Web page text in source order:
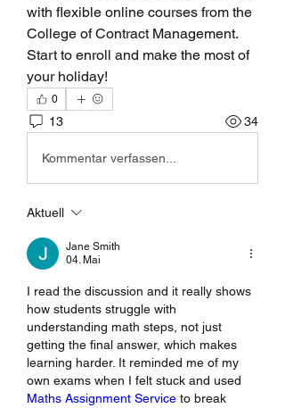
with flexible online courses from the
College of Contract Management.
Start to enroll and make the most of
your holiday!
0
13 34
Kommentar verfassen...
Aktuell
Jane Smith
04. Mai
I read the discussion and it really shows
how students struggle with
understanding math steps, not just
getting the final answer, which makes
learning harder. It reminded me of my
Maths Assignment Service to break